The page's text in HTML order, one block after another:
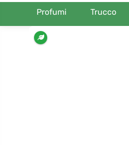
Profumi Trucco